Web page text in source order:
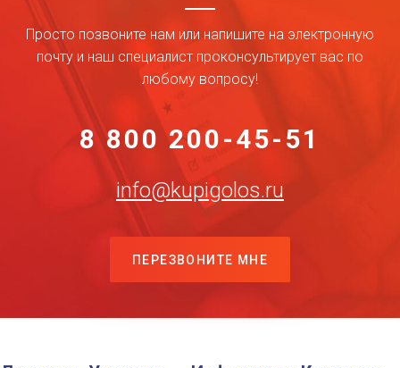
Просто позвоните нам или напишите на электронную
почту и наш специалист проконсультирует вас по
любому вопросу!
8 800 200-45-51
info@kupigolos.ru
ПЕРЕЗВОНИТЕ МНЕ